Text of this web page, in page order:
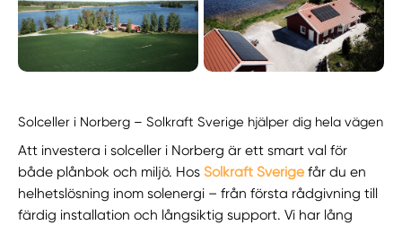
Solceller i Norberg – Solkraft Sverige hjälper dig hela vägen
Att investera i solceller i Norberg är ett smart val för
både plånbok och miljö. HosSolkraft Sverige får du en
helhetslösning inom solenergi – från första rådgivning till
färdig installation och långsiktig support. Vi har lång